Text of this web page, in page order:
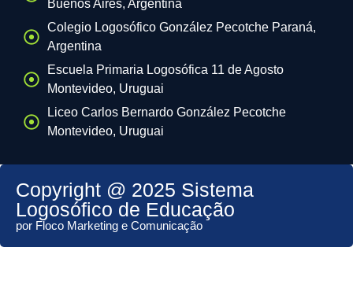
Buenos Aires, Argentina
Colegio Logosófico González Pecotche Paraná,
Argentina
Escuela Primaria Logosófica 11 de Agosto
Montevideo, Uruguai
Liceo Carlos Bernardo González Pecotche
Montevideo, Uruguai
Copyright @ 2025 Sistema
Logosófico de Educação
por Floco Marketing e Comunicação